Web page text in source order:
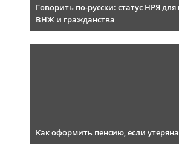
Говорить по-русски: статус НРЯ
ВНЖ и гражданства
Как оформить пенсию, если